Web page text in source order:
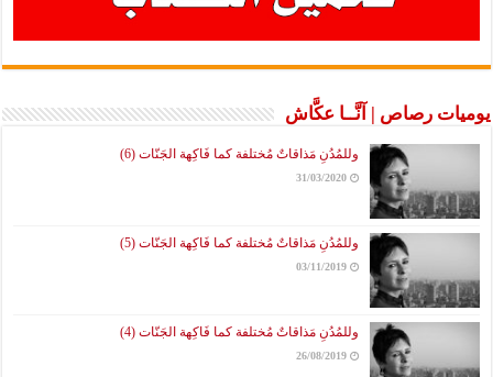
يوميات رصاص | آنَّــا عكَّاش
وللمُدُنِ مَذاقاتٌ مُختلفة كما فَاكِهة الجَنّات (6)
31/03/2020
وللمُدُنِ مَذاقاتٌ مُختلفة كما فَاكِهة الجَنّات (5)
03/11/2019
وللمُدُنِ مَذاقاتٌ مُختلفة كما فَاكِهة الجَنّات (4)
26/08/2019